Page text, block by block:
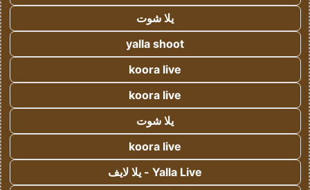
يلا شوت
yalla shoot
koora live
koora live
يلا شوت
koora live
Yalla Live - يلا لايف